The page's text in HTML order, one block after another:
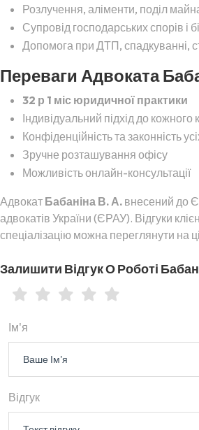
Розлучення, аліменти, поділ
Супровід господарських спорів і
Допомога при ДТП, спадкуванні,
Переваги Адвоката
32 р 1 міс юридичної практики
Індивідуальний підхід до кожного
Конфіденційність та законність
Зручне розташування офісу
Можливість онлайн-консультації
Адвокат Бабаніна В. А. внесений до
адвокатів України (ЄРАУ). Відгуки
спеціалізацію можна переглянути на
Залишити Відгук О Роботі
Ім'я
Відгук